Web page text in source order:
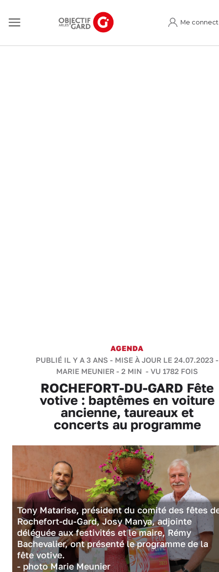
Me
AGENDA
PUBLIÉ IL Y A 3 ANS - MISE À JOUR LE 24.07.2023 -
MARIE MEUNIER - 2 MIN - VU 1782 FOIS
ROCHEFORT-DU-GARD Fête
votive : baptêmes en voiture
ancienne, taureaux et
concerts au programme
Tony Matarise, président du comité des fêtes
Rochefort-du-Gard, Josy Manya, adjointe
déléguée aux festivités et le maire, Rémy
Bachevalier, ont présenté le programme de la
fête votive.
- photo Marie Meunier